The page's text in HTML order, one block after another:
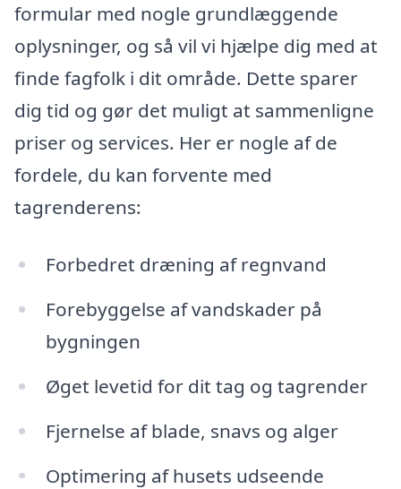
formular med nogle grundlæggende
oplysninger, og så vil vi hjælpe dig med at
finde fagfolk i dit område. Dette sparer
dig tid og gør det muligt at sammenligne
priser og services. Her er nogle af de
fordele, du kan forvente med
tagrenderens:
Forbedret dræning af regnvand
Forebyggelse af vandskader på
bygningen
Øget levetid for dit tag og tagrender
Fjernelse af blade, snavs og alger
Optimering af husets udseende